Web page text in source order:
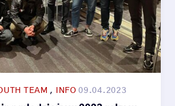
TEAM , INFO 09.04.2023